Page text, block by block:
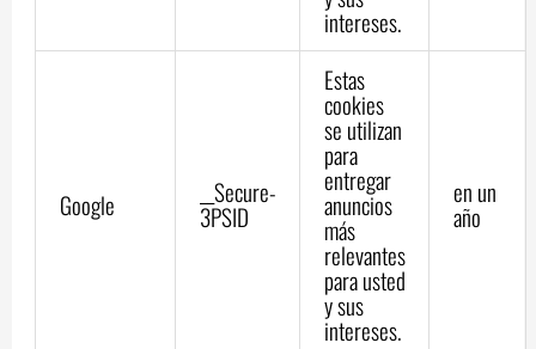
intereses.
Google __Secure-
3PSID
Estas
cookies
se utilizan
para
entregar
anuncios
más
relevantes
para usted
y sus
intereses.
en un
año